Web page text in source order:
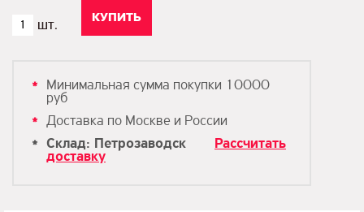
Минимальная сумма покупки 10000
руб
Доставка по Москве и России
Склад: Петрозаводск
Рассчитать
доставку